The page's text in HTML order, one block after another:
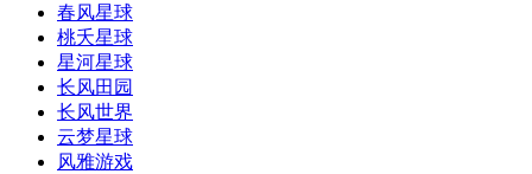
春风星球
桃夭星球
星河星球
长风田园
长风世界
云梦星球
风雅游戏